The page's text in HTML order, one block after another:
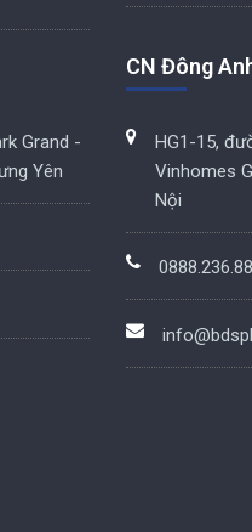
Grand -
Yên
CN Đông
HG1-15,
Vinhomes
Nội